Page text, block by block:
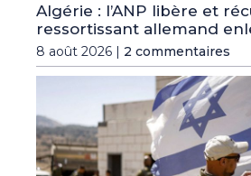
Algérie : l’ANP libère et
ressortissant allemand
8 août 2026 | 2 commentaires